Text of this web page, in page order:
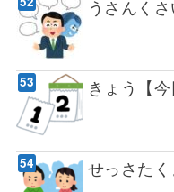
うさんく
きょう【
せっさた